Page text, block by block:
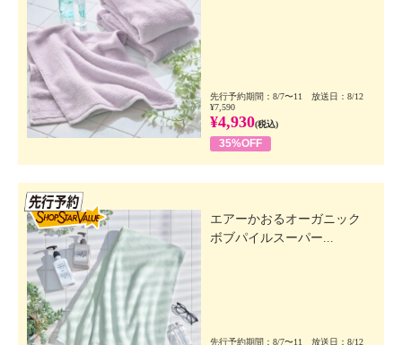
先行予約期間：8/7〜11 放送日：8/12
¥7,590
¥4,930(税込)
35%OFF
エアーかおるオーガニック
ボブパイルスーパー...
先行予約期間：8/7〜11 放送日：8/12